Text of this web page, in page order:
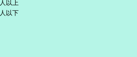
人以上
人以下